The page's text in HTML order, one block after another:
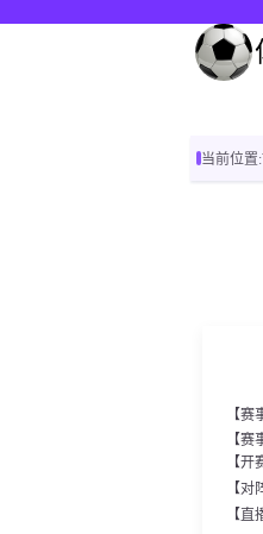
当前位置:
【
【赛
【
【
【直